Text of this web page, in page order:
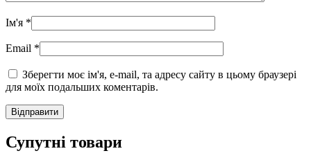
Ім'я *
Email *
Зберегти моє ім'я, e-mail, та адресу сайту в цьому браузері
для моїх подальших коментарів.
Супутні товари